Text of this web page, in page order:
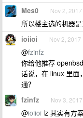
Mes0 Nov 2,
所以楼主选的机器
ioiioi Nov 2, 2017
@fzinfz
你给他推荐
话说，在 linux 里面
通？
fzinfz Nov 3, 2017
@ioiioi lz 其实有方